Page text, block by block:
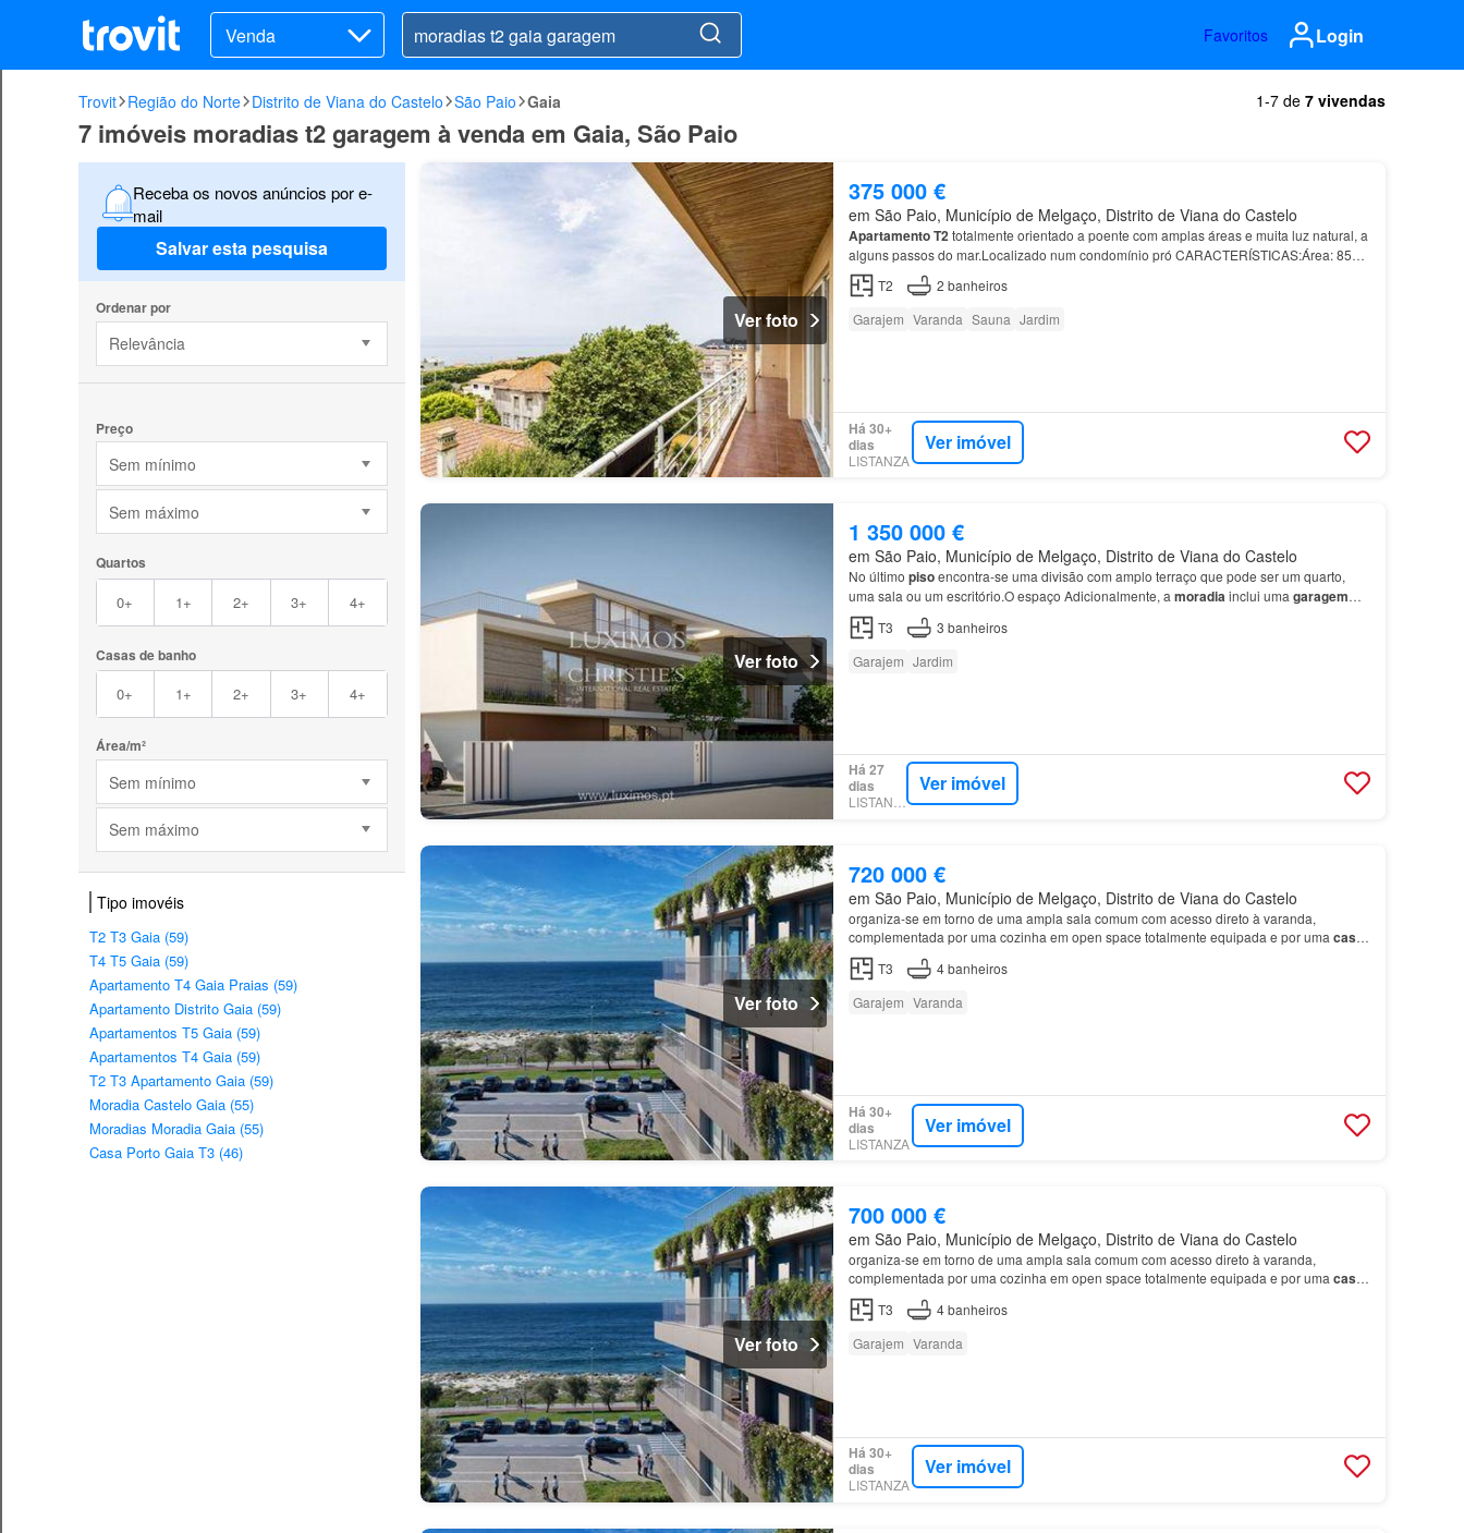
Venda Favoritos Login
Trovit Região do Norte Distrito de Viana do Castelo São Paio Gaia 1-7 de 7 vivendas
7 imóveis moradias t2 garagem à venda em Gaia, São Paio
Receba os novos anúncios por e-
mail
Salvar esta pesquisa
Ordenar por
Relevância
Preço
Sem mínimo
Sem máximo
Quartos
0+ 1+ 2+ 3+ 4+
Casas de banho
0+ 1+ 2+ 3+ 4+
Área/m²
Sem mínimo
Sem máximo
Tipo imovéis
T2 T3 Gaia (59)
T4 T5 Gaia (59)
Apartamento T4 Gaia Praias (59)
Apartamento Distrito Gaia (59)
Apartamentos T5 Gaia (59)
Apartamentos T4 Gaia (59)
T2 T3 Apartamento Gaia (59)
Moradia Castelo Gaia (55)
Moradias Moradia Gaia (55)
Casa Porto Gaia T3 (46)
Ver foto
375 000 €
em São Paio, Município de Melgaço, Distrito de Viana do Castelo
ApartamentoT2totalmente orientado a poente com amplas áreas e muita luz natural, a
alguns passos do mar.Localizado num condomínio pró CARACTERÍSTICAS:Área: 85
m2Quartos: 2Banhos: 2Garagem: 2Eficiência En…
T2 2 banheiros
Garajem Varanda Sauna Jardim
Há 30+
dias
LISTANZA
Ver imóvel
Ver foto
1 350 000 €
em São Paio, Município de Melgaço, Distrito de Viana do Castelo
No último pisoencontra-se uma divisão com amplo terraço que pode ser um quarto,
uma sala ou um escritório.O espaço Adicionalmente, amoradiainclui umagaragem
fechada para uma viatura, gar…
T3 3 banheiros
Garajem Jardim
Há 27
dias
Ver imóvel
Ver foto
720 000 €
em São Paio, Município de Melgaço, Distrito de Viana do Castelo
organiza-se em torno de uma ampla sala comum com acesso direto à varanda,
complementada por uma cozinha em open space totalmente equipada e por uma casa
Este apartamento
T3 4banheiros
Garajem Varanda
Há 30+
dias
LISTANZA
Ver imóvel
Ver foto
700 000 €
em São Paio, Município de Melgaço, Distrito de Viana do Castelo
organiza-se em torno de uma ampla sala comum com acesso direto à varanda,
complementada por uma cozinha em open space totalmente equipada e por uma casa
Este apartamento
T3 4banheiros
Garajem Varanda
Há 30+
dias
LISTANZA
Ver imóvel